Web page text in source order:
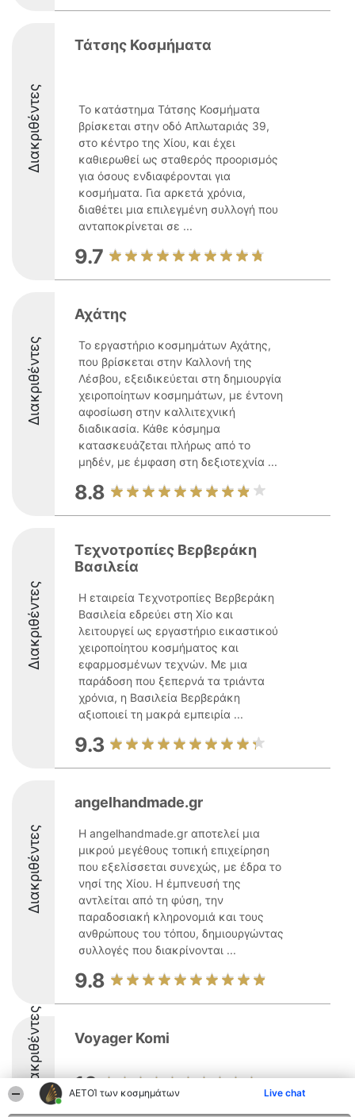
ΑΕΤΟΊ των κοσμημάτων Live chat
Διακριθέντες
Τάτσης Κοσμήματα
Το κατάστημα Τάτσης Κοσμήματα
βρίσκεται στην οδό Απλωταριάς 39,
στο κέντρο της Χίου, και έχει
καθιερωθεί ως σταθερός προορισμός
για όσους ενδιαφέρονται για
κοσμήματα. Για αρκετά χρόνια,
διαθέτει μια επιλεγμένη συλλογή που
ανταποκρίνεται σε ...
9.7
Διακριθέντες
Αχάτης
Το εργαστήριο κοσμημάτων Αχάτης,
που βρίσκεται στην Καλλονή της
Λέσβου, εξειδικεύεται στη δημιουργία
χειροποίητων κοσμημάτων, με έντονη
αφοσίωση στην καλλιτεχνική
διαδικασία. Κάθε κόσμημα
κατασκευάζεται πλήρως από το
μηδέν, με έμφαση στη δεξιοτεχνία ...
8.8
Διακριθέντες
Τεχνοτροπίες Βερβεράκη
Βασιλεία
Η εταιρεία Τεχνοτροπίες Βερβεράκη
Βασιλεία εδρεύει στη Χίο και
λειτουργεί ως εργαστήριο εικαστικού
χειροποίητου κοσμήματος και
εφαρμοσμένων τεχνών. Με μια
παράδοση που ξεπερνά τα τριάντα
χρόνια, η Βασιλεία Βερβεράκη
αξιοποιεί τη μακρά εμπειρία ...
9.3
Διακριθέντες
angelhandmade.gr
Η angelhandmade.gr αποτελεί μια
μικρού μεγέθους τοπική επιχείρηση
που εξελίσσεται συνεχώς, με έδρα το
νησί της Χίου. Η έμπνευσή της
αντλείται από τη φύση, την
παραδοσιακή κληρονομιά και τους
ανθρώπους του τόπου, δημιουργώντας
συλλογές που διακρίνονται ...
9.8
Διακριθέντες Voyager Komi
10